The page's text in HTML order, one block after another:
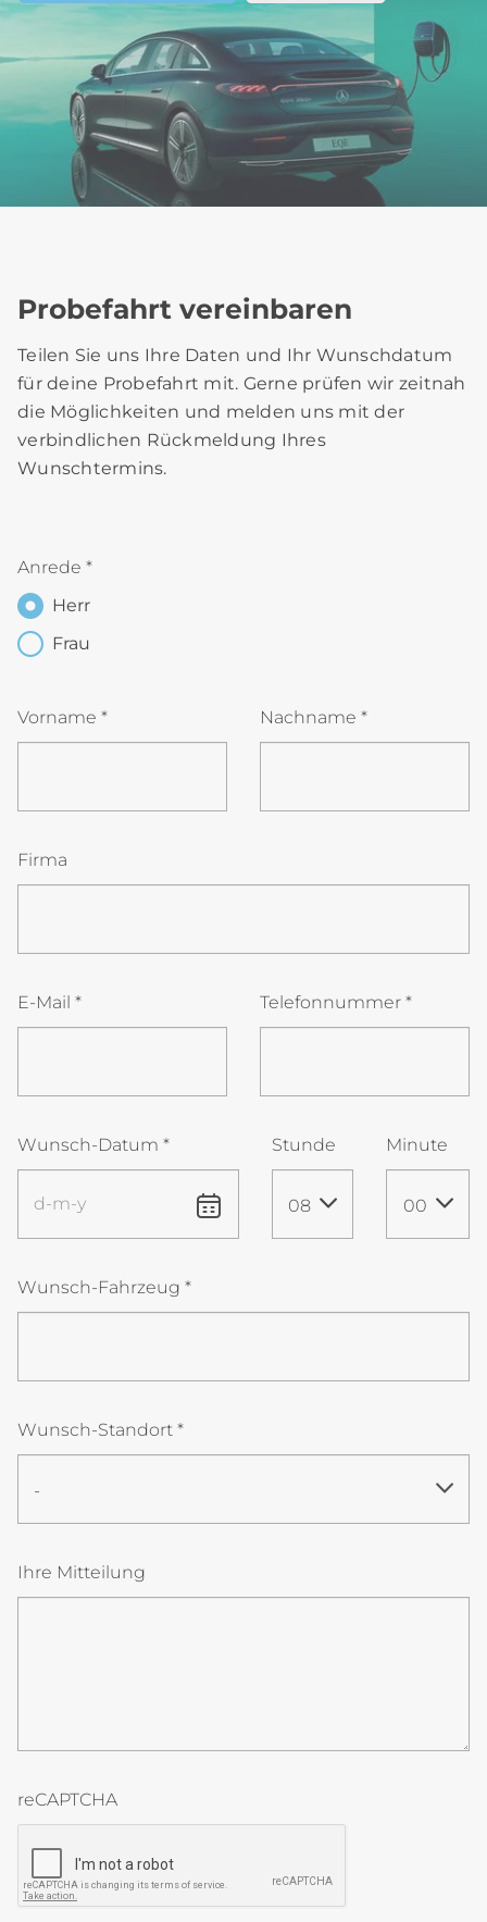
Probefahrt vereinbaren
Teilen Sie uns Ihre Daten und Ihr Wunschdatum
für deine Probefahrt mit. Gerne prüfen wir zeitnah
die Möglichkeiten und melden uns mit der
verbindlichen Rückmeldung Ihres
Wunschtermins.
Anrede *
Herr
Frau
Vorname * Nachname *
Firma
E-Mail * Telefonnummer *
Wunsch-Datum * Stunde
08
Minute
00
Wunsch-Fahrzeug *
Wunsch-Standort *
-
TinSRW3fctBw
Ihre Mitteilung
reCAPTCHA